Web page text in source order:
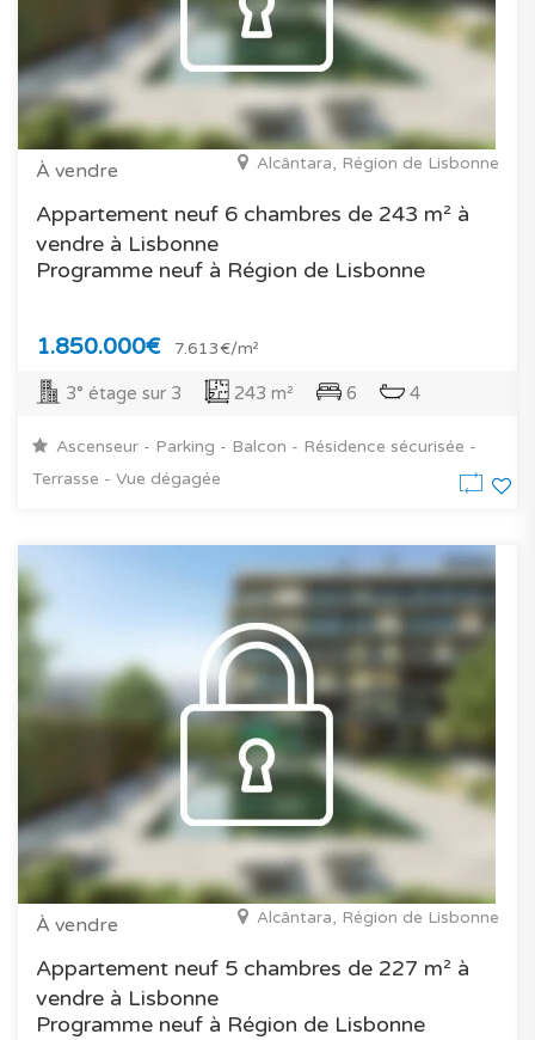
À vendre Alcântara, Région de Lisbonne
Appartement neuf 6 chambres de 243 m² à
vendre à Lisbonne
Programme neuf à Région de Lisbonne
1.850.000€ 7.613€/m²
3° étage sur 3 243 m² 6 4
Ascenseur - Parking - Balcon - Résidence sécurisée -
Terrasse - Vue dégagée
À vendre Alcântara, Région de Lisbonne
Appartement neuf 5 chambres de 227 m² à
vendre à Lisbonne
Programme neuf à Région de Lisbonne